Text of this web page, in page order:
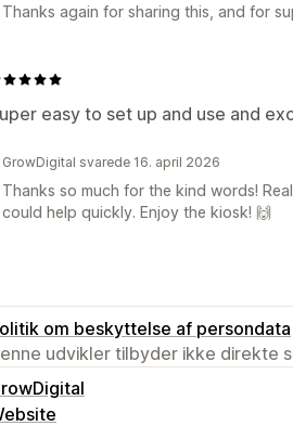
Thanks again for sharing this, and for
easy to set up and use and
GrowDigital svarede 16. april 2026
Thanks so much for the kind words!
could help quickly. Enjoy the kiosk! 🙌
om beskyttelse af persondata
udvikler tilbyder ikke direkte